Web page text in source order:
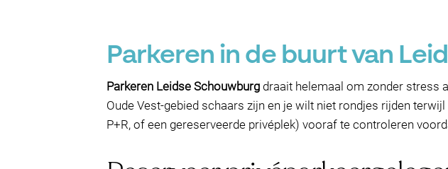
Parkeren in de buurt van
Parkeren Leidse Schouwburg draait helemaal om zonder stress
Oude Vest-gebied schaars zijn en je wilt niet rondjes rijden
P+R, of een gereserveerde privéplek) vooraf te controleren